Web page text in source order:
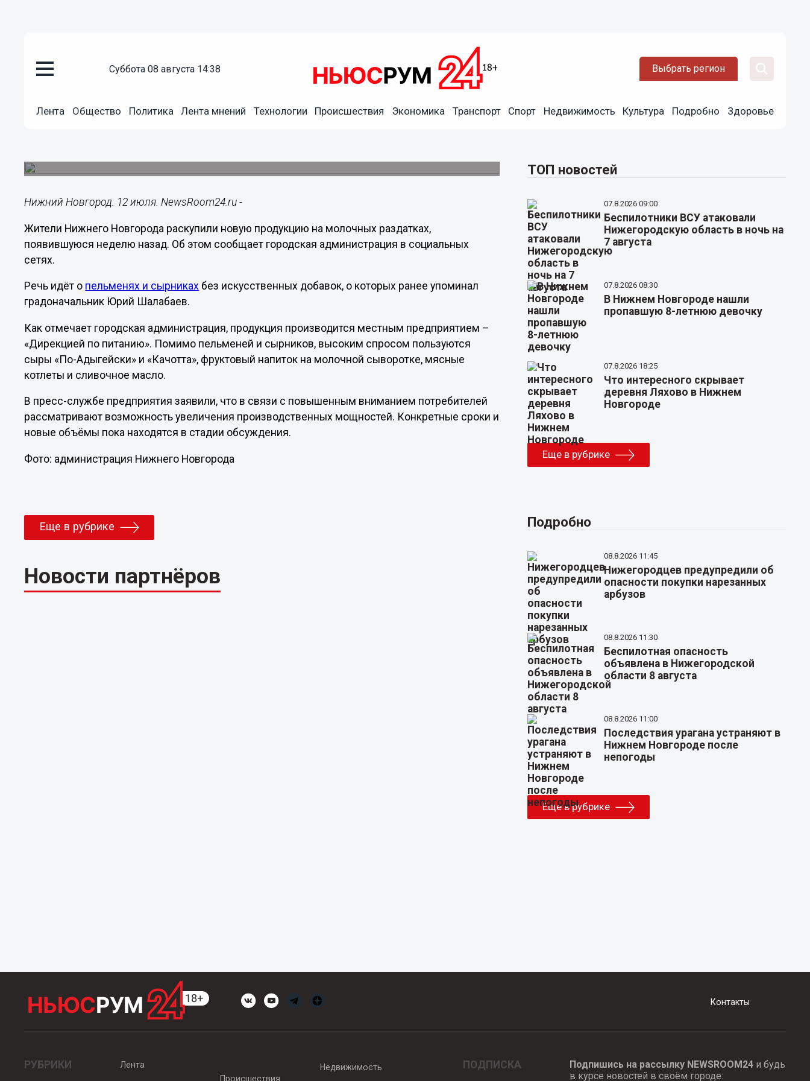
суббота 08 августа 14:38 Выбрать регион
Лента Общество Политика Лента мнений Технологии Происшествия Экономика Транспорт Спорт Недвижимость Культура Подробно Здоровье
Нижегородцы раскупили все пельмени и сырники
Нижний Новгород. 12 июля. NewsRoom24.ru -
Жители Нижнего Новгорода раскупили новую продукцию на молочных раздатках,
появившуюся неделю назад. Об этом сообщает городская администрация в социальных
сетях.
Речь идёт о пельменях и сырниках без искусственных добавок, о которых ранее упоминал
градоначальник Юрий Шалабаев.
Как отмечает городская администрация, продукция производится местным предприятием –
«Дирекцией по питанию». Помимо пельменей и сырников, высоким спросом пользуются
сыры «По-Адыгейски» и «Качотта», фруктовый напиток на молочной сыворотке, мясные
котлеты и сливочное масло.
В пресс-службе предприятия заявили, что в связи с повышенным вниманием потребителей
рассматривают возможность увеличения производственных мощностей. Конкретные сроки и
новые объёмы пока находятся в стадии обсуждения.
Фото: администрация Нижнего Новгорода
Еще в рубрике
Новости партнёров
ТОП новостей
07.8.2026 09:00
Беспилотники ВСУ атаковали
Нижегородскую область в ночь на
7 августа
07.8.2026 08:30
В Нижнем Новгороде нашли
пропавшую 8-летнюю девочку
07.8.2026 18:25
Что интересного скрывает
деревня Ляхово в Нижнем
Новгороде
Еще в рубрике
Подробно
08.8.2026 11:45
Нижегородцев предупредили об
опасности покупки нарезанных
арбузов
08.8.2026 11:30
Беспилотная опасность
объявлена в Нижегородской
области 8 августа
08.8.2026 11:00
Последствия урагана устраняют в
Нижнем Новгороде после
непогоды
Еще в рубрике
Контакты
РУБРИКИ
Лента
Происшествия
Недвижимость ПОДПИСКА Подпишись на рассылку NEWSROOM24и будь
в курсе новостей в своём городе: